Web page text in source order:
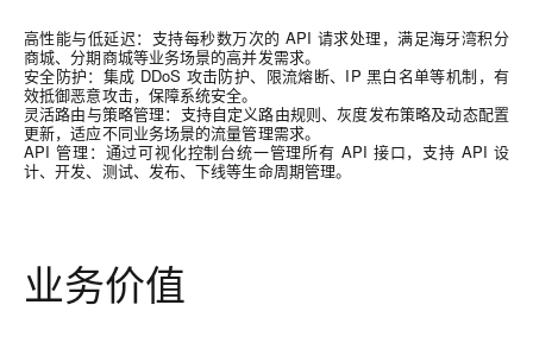
高性能与低延迟：支持每秒数万次的 API 请求处理，满足海牙湾积分
商城、分期商城等业务场景的高并发需求。
安全防护：集成 DDoS 攻击防护、限流熔断、 IP 黑白名单等机制，有
效抵御恶意攻击，保障系统安全。
灵活路由与策略管理：支持自定义路由规则、灰度发布策略及动态配置
更新，适应不同业务场景的流量管理需求。
API管理： 通过可视化控制台统一管理所有 API 接口，支持 API 设
计、开发、测试、发布、下线等生命周期管理。
业务价值